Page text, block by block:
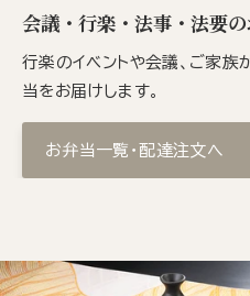
会議・行楽・法事・法要
行楽のイベントや会議、ご家
当をお届けします。
お弁当一覧・配達注文へ